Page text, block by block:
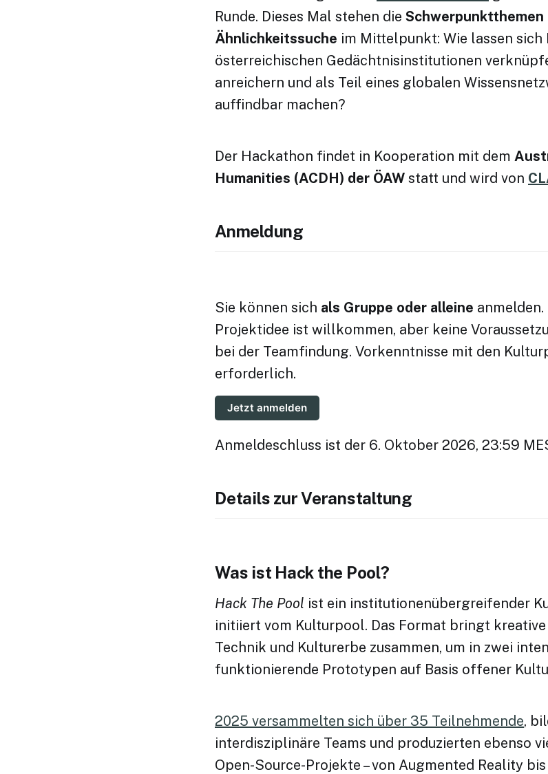
Runde. Dieses Mal stehen die Schwerpunktthemen
Ähnlichkeitssuche im Mittelpunkt: Wie lassen sich
österreichischen Gedächtnisinstitutionen
anreichern und als Teil eines globalen
auffindbar machen?
Der Hackathon findet in Kooperation mit dem
Humanities (ACDH) der ÖAW statt und wird von
Anmeldung
Sie können sich als Gruppe oder alleine
Projektidee ist willkommen, aber keine
bei der Teamfindung. Vorkenntnisse mit den
erforderlich.
Jetzt anmelden
Anmeldeschluss ist der 6. Oktober 2026, 23:59
Details zur Veranstaltung
Was ist Hack the Pool?
Hack The Pool ist ein institutionenübergreifender
initiiert vom Kulturpool. Das Format bringt
Technik und Kulturerbe zusammen, um in zwei
funktionierende Prototypen auf Basis offener
2025 versammelten sich über 35 Teilnehmende,
interdisziplinäre Teams und produzierten ebenso
Open-Source-Projekte – von Augmented Reality